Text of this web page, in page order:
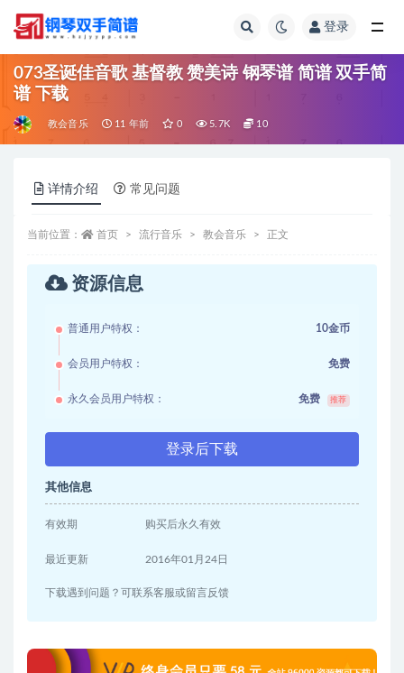
登录
073圣诞佳音歌 基督教 赞美诗 钢琴谱 简谱 双手简
谱 下载
教会音乐 11 年前 0 5.7K 10
详情介绍 常见问题
当前位置： 首页 流行音乐 教会音乐 正文
资源信息
普通用户特权： 10金币
会员用户特权： 免费
永久会员用户特权： 免费 推荐
登录后下载
其他信息
有效期 购买后永久有效
最近更新 2016年01月24日
下载遇到问题？可联系客服或留言反馈